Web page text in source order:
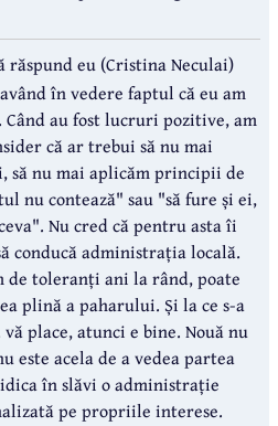
răspund eu (Cristina Neculai)
în vedere faptul că eu am
au fost lucruri pozitive, am
că ar trebui să nu mai
să nu mai aplicăm principii de
nu contează" sau "să fure și ei,
Nu cred că pentru asta îi
conducă administrația locală.
de toleranți ani la rând, poate
plină a paharului. Și la ce s-a
vă place, atunci e bine. Nouă nu
este acela de a vedea partea
în slăvi o administrație
pe propriile interese.